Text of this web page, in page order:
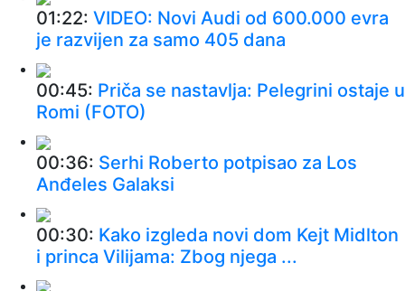
01:22: VIDEO: Novi Audi od 600.000 evra
je razvijen za samo 405 dana
00:45: Priča se nastavlja: Pelegrini ostaje u
Romi (FOTO)
00:36: Serhi Roberto potpisao za Los
Anđeles Galaksi
00:30: Kako izgleda novi dom Kejt Midlton
i princa Vilijama: Zbog njega ...